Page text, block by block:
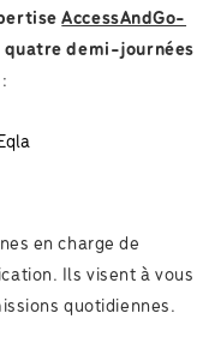
AccessAndGo-
quatre demi-journées
en charge de
Ils visent à vous
quotidiennes.